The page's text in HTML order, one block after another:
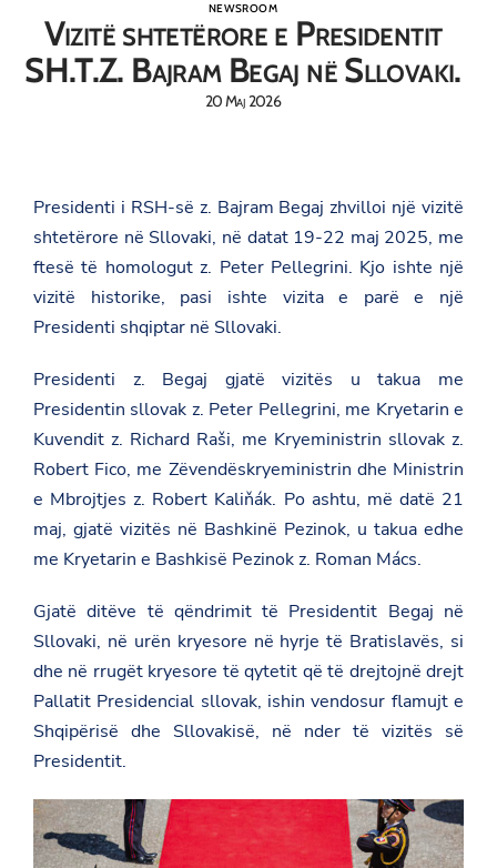
NEWSROOM
Vizitë shtetërore e Presidentit
SH.T.Z. Bajram Begaj në Sllovaki.
20 Maj 2026
Presidenti i RSH-së z. Bajram Begaj zhvilloi një vizitë
shtetërore në Sllovaki, në datat 19-22 maj 2025, me
ftesë të homologut z. Peter Pellegrini. Kjo ishte një
vizitë historike, pasi ishte vizita e parë e një
Presidenti shqiptar në Sllovaki.
Presidenti z. Begaj gjatë vizitës u takua me
Presidentin sllovak z. Peter Pellegrini, me Kryetarin e
Kuvendit z. Richard Raši, me Kryeministrin sllovak z.
Robert Fico, me Zëvendëskryeministrin dhe Ministrin
e Mbrojtjes z. Robert Kaliňák. Po ashtu, më datë 21
maj, gjatë vizitës në Bashkinë Pezinok, u takua edhe
me Kryetarin e Bashkisë Pezinok z. Roman Mács.
Gjatë ditëve të qëndrimit të Presidentit Begaj në
Sllovaki, në urën kryesore në hyrje të Bratislavës, si
dhe në rrugët kryesore të qytetit që të drejtojnë drejt
Pallatit Presidencial sllovak, ishin vendosur flamujt e
Shqipërisë dhe Sllovakisë, në nder të vizitës së
Presidentit.